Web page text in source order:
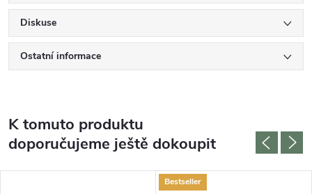
Diskuse
Ostatní informace
K tomuto produktu
doporučujeme ještě dokoupit
Bestseller